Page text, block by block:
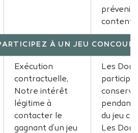
prévenir
À UN JEU
Exécution
contractuelle,
Notre intérêt
légitime à
contacter le
gagnant d’un jeu
Les
pendant
du jeu
Les